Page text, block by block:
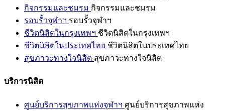
กิจกรรมและชมรม กิจกรรมและชมรม
รอบรั้วจุฬาฯ รอบรั้วจุฬาฯ
ชีวิตนิสิตในกรุงเทพฯ ชีวิตนิสิตในกรุงเทพฯ
ชีวิตนิสิตในประเทศไทย ชีวิตนิสิตในประเทศไทย
สุขภาวะทางใจนิสิต สุขภาวะทางใจนิสิต
บริการนิสิต
ศูนย์บริการสุขภาพแห่งจุฬาฯ ศูนย์บริการสุขภาพแห่ง